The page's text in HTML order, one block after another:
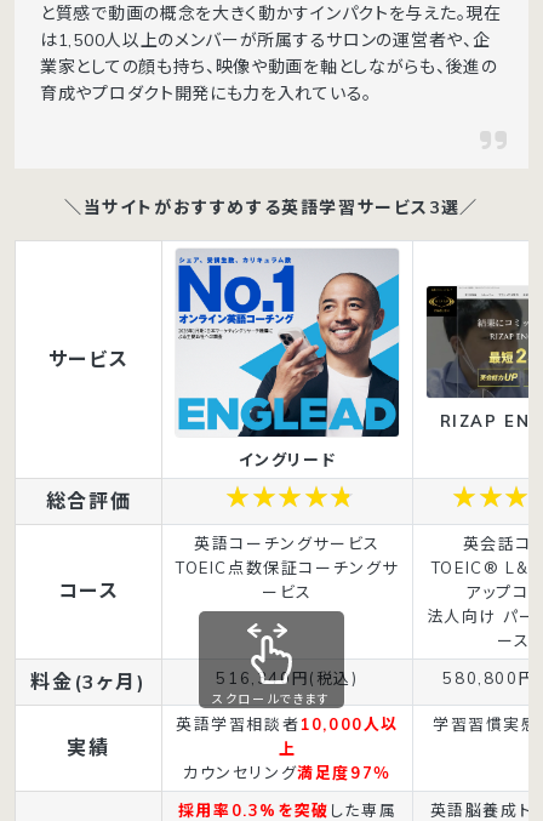
と質感で動画の概念を大きく動かすインパクトを与えた。現在
は1,500人以上のメンバーが所属するサロンの運営者や、企
業家としての顔も持ち、映像や動画を軸としながらも、後進の
育成やプロダクト開発にも力を入れている。
＼当サイトがおすすめする英語学習サービス3選／
サービス
イングリード
RIZAP
総合評価
コース
英語コーチングサービス
TOEIC点数保証コーチングサ
ービス
英会話コ
TOEIC® L&R
アップコ
法人向け パー
ース
料金(3ヶ月) 516,340円(税込) 580,800円
実績
英語学習相談者10,000人以
上
カウンセリング満足度97％
学習習慣実
採用率0.3%を突破 した専属
英語脳養成ト
スクロールできます